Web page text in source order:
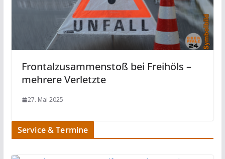
Frontalzusammenstoß bei Freihöls –
mehrere Verletzte
27. Mai 2025
Service & Termine